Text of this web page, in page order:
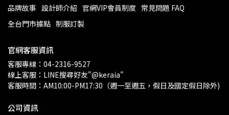
品牌故事 設計師介紹 官網VIP會員制度 常見問題 FAQ
全台門市據點 制服訂製
官網客服資訊
客服專線：04-2316-9527
線上客服：LINE搜尋好友"@keraia"
客服時間：AM10:00-PM17:30（週一至週五，假日及國定假日除外)
公司資訊